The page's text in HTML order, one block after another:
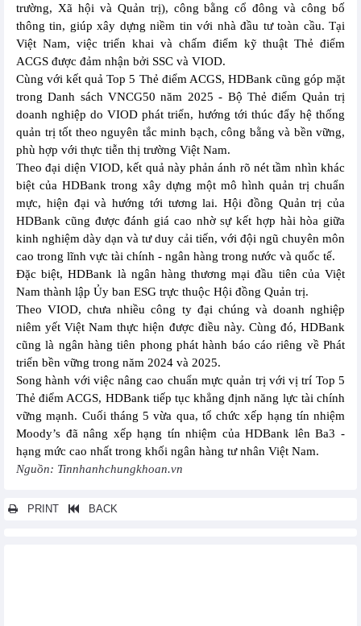
trường, Xã hội và Quản trị), công bằng cổ đông và công bố
thông tin, giúp xây dựng niềm tin với nhà đầu tư toàn cầu. Tại
Việt Nam, việc triển khai và chấm điểm kỹ thuật Thẻ điểm
ACGS được đảm nhận bởi SSC và VIOD.
Cùng với kết quả Top 5 Thẻ điểm ACGS, HDBank cũng góp mặt
trong Danh sách VNCG50 năm 2025 - Bộ Thẻ điểm Quản trị
doanh nghiệp do VIOD phát triển, hướng tới thúc đẩy hệ thống
quản trị tốt theo nguyên tắc minh bạch, công bằng và bền vững,
phù hợp với thực tiễn thị trường Việt Nam.
Theo đại diện VIOD, kết quả này phản ánh rõ nét tầm nhìn khác
biệt của HDBank trong xây dựng một mô hình quản trị chuẩn
mực, hiện đại và hướng tới tương lai. Hội đồng Quản trị của
HDBank cũng được đánh giá cao nhờ sự kết hợp hài hòa giữa
kinh nghiệm dày dạn và tư duy cải tiến, với đội ngũ chuyên môn
cao trong lĩnh vực tài chính - ngân hàng trong nước và quốc tế.
Đặc biệt, HDBank là ngân hàng thương mại đầu tiên của Việt
Nam thành lập Ủy ban ESG trực thuộc Hội đồng Quản trị.
Theo VIOD, chưa nhiều công ty đại chúng và doanh nghiệp
niêm yết Việt Nam thực hiện được điều này. Cùng đó, HDBank
cũng là ngân hàng tiên phong phát hành báo cáo riêng về Phát
triển bền vững trong năm 2024 và 2025.
Song hành với việc nâng cao chuẩn mực quản trị với vị trí Top 5
Thẻ điểm ACGS, HDBank tiếp tục khẳng định năng lực tài chính
vững mạnh. Cuối tháng 5 vừa qua, tổ chức xếp hạng tín nhiệm
Moody’s đã nâng xếp hạng tín nhiệm của HDBank lên Ba3 -
hạng mức cao nhất trong khối ngân hàng tư nhân Việt Nam.
Nguồn: Tinnhanhchungkhoan.vn
PRINT BACK